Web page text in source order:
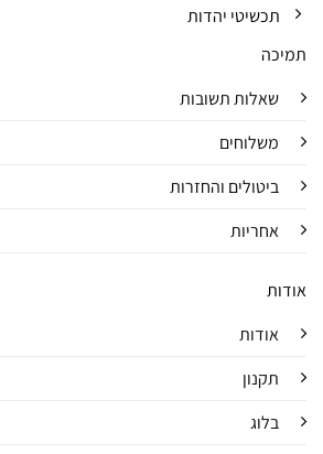
תכשיטי יהדות
תמיכה
שאלות תשובות
משלוחים
ביטולים והחזרות
אחריות
אודות
אודות
תקנון
בלוג